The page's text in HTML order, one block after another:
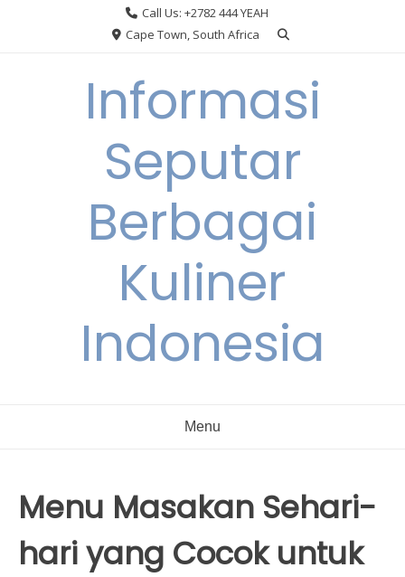
Call Us: +2782 444 YEAH
Cape Town, South Africa
Informasi
Seputar
Berbagai
Kuliner
Indonesia
Menu
Menu Masakan Sehari-
hari yang Cocok untuk